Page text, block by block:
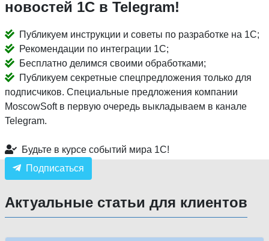
новостей 1С в Telegram!
Публикуем инструкции и советы по разработке на 1С;
Рекомендации по интеграции 1С;
Бесплатно делимся своими обработками;
Публикуем секретные спецпредложения только для
подписчиков. Специальные предложения компании
MoscowSoft в первую очередь выкладываем в канале
Telegram.
Будьте в курсе событий мира 1С!
Подписаться
Актуальные статьи для клиентов